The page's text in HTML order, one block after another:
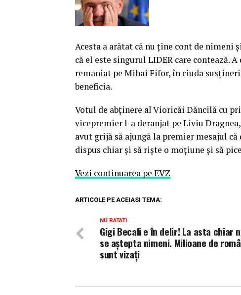
Acesta a arătat că nu ţine cont de
că el este singurul LIDER care contează.
remaniat pe Mihai Fifor, în ciuda
beneficia.
Votul de abţinere al Vioricăi Dăncilă cu
vicepremier l-a deranjat pe Liviu
avut grijă să ajungă la premier mesajul
dispus chiar şi să rişte o moţiune şi să
Vezi continuarea pe EVZ
ARTICOLE PE ACEIASI TEMA:
NU RATATI
Gigi Becali e în delir! La asta chiar
se aștepta nimeni. Milioane de
sunt vizați